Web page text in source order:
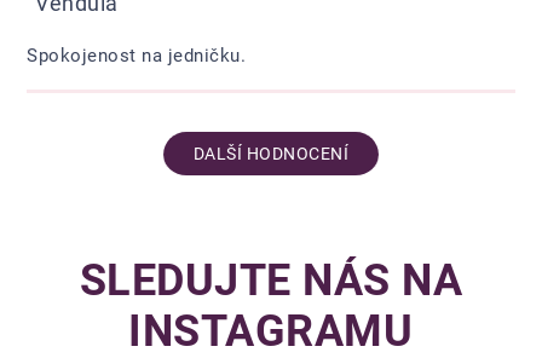
Spokojenost na jedničku.
DALŠÍ HODNOCENÍ
SLEDUJTE NÁS NA
INSTAGRAMU